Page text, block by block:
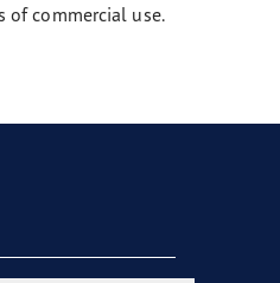
of commercial use.